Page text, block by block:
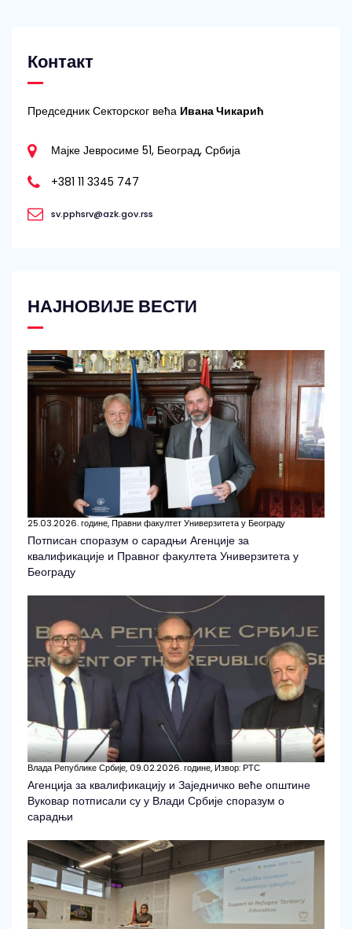
Контакт
Председник Секторског већа Ивана Чикарић
Мајке Јевросиме 51, Београд, Србија
+381 11 3345 747
sv.pphsrv@azk.gov.rss
НАЈНОВИЈЕ ВЕСТИ
25.03.2026. године, Правни факултет Универзитета у Београду
Потписан споразум о сарадњи Агенције за
квалификације и Правног факултета Универзитета у
Београду
Влада Републике Србије, 09.02.2026. године, Извор: РТС
Агенција за квалификацију и Заједничко веће општине
Вуковар потписали су у Влади Србије споразум о
сарадњи